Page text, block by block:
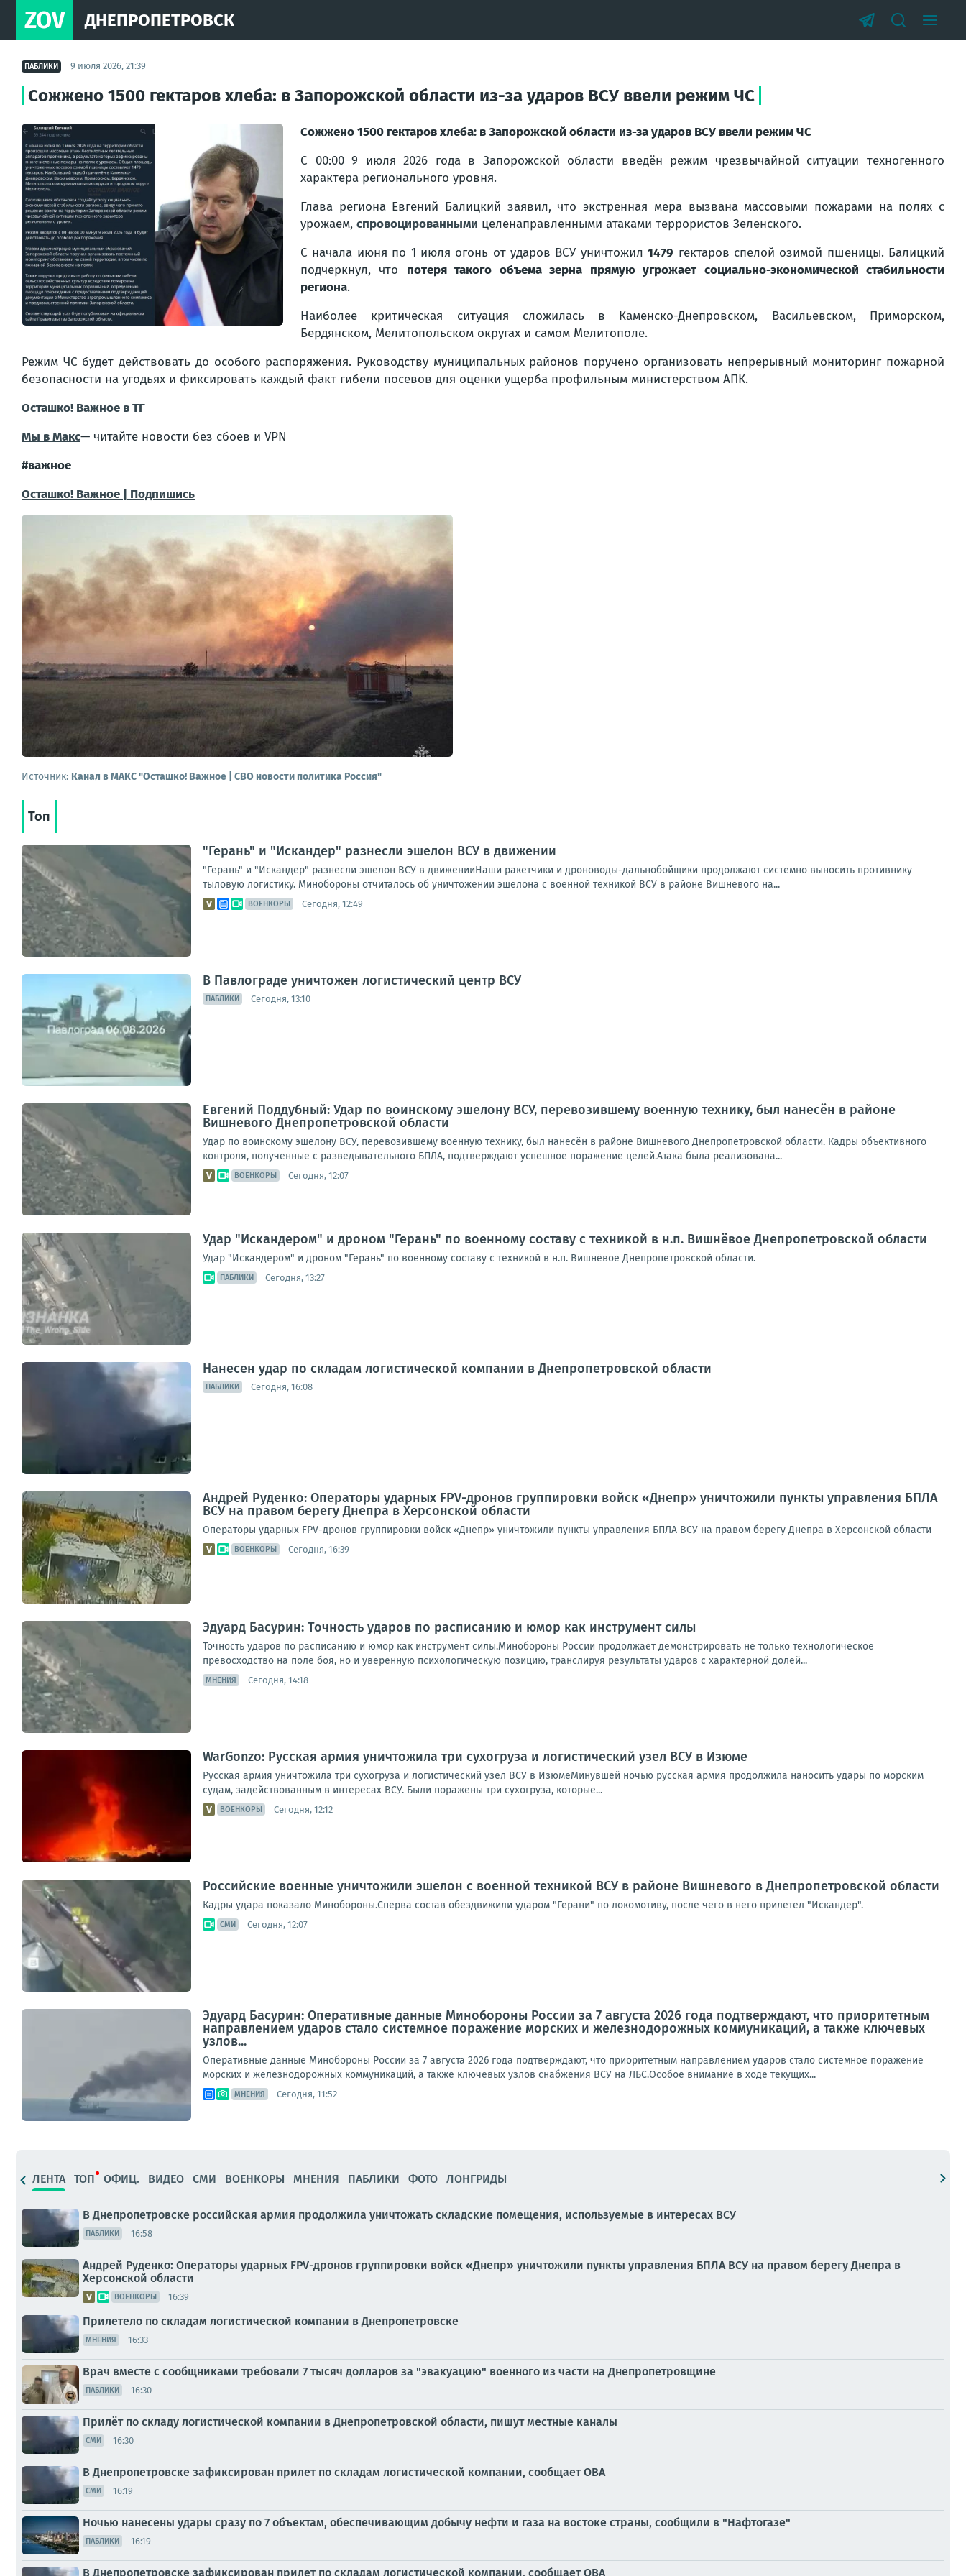
ZOV ДНЕПРОПЕТРОВСК
ПАБЛИКИ 9 июля 2026, 21:39
Сожжено 1500 гектаров хлеба: в Запорожской области из-за ударов ВСУ ввели режим ЧС
Сожжено 1500 гектаров хлеба: в Запорожской области из-за ударов ВСУ ввели режим ЧС
С 00:00 9 июля 2026 года в Запорожской области введён режим чрезвычайной ситуации техногенного
характера регионального уровня.
Глава региона Евгений Балицкий заявил, что экстренная мера вызвана массовыми пожарами на полях с
урожаем, спровоцированными целенаправленными атаками террористов Зеленского.
С начала июня по 1 июля огонь от ударов ВСУ уничтожил1479 гектаров спелой озимой пшеницы. Балицкий
подчеркнул, что потеря такого объема зерна прямую угрожает социально-экономической стабильности
региона.
Наиболее критическая ситуация сложилась в Каменско-Днепровском, Васильевском, Приморском,
Бердянском, Мелитопольском округах и самом Мелитополе.
Режим ЧС будет действовать до особого распоряжения. Руководству муниципальных районов поручено организовать непрерывный мониторинг пожарной
безопасности на угодьях и фиксировать каждый факт гибели посевов для оценки ущерба профильным министерством АПК.
Осташко! Важное в ТГ
Мы в Макс— читайте новости без сбоев и VPN
#важное
Осташко! Важное | Подпишись
Источник: Канал в МАКС "Осташко! Важное | СВО новости политика Россия"
Топ
"Герань" и "Искандер" разнесли эшелон ВСУ в движении
"Герань" и "Искандер" разнесли эшелон ВСУ в движенииНаши ракетчики и дроноводы-дальнобойщики продолжают системно выносить противнику
тыловую логистику. Минобороны отчиталось об уничтожении эшелона с военной техникой ВСУ в районе Вишневого на...
ВОЕНКОРЫ Сегодня, 12:49
В Павлограде уничтожен логистический центр ВСУ
ПАБЛИКИ Сегодня, 13:10
Евгений Поддубный: Удар по воинскому эшелону ВСУ, перевозившему военную технику, был нанесён в районе
Вишневого Днепропетровской области
Удар по воинскому эшелону ВСУ, перевозившему военную технику, был нанесён в районе Вишневого Днепропетровской области. Кадры объективного
контроля, полученные с разведывательного БПЛА, подтверждают успешное поражение целей.Атака была реализована...
ВОЕНКОРЫ Сегодня, 12:07
Удар "Искандером" и дроном "Герань" по военному составу с техникой в н.п. Вишнёвое Днепропетровской области
Удар "Искандером" и дроном "Герань" по военному составу с техникой в н.п. Вишнёвое Днепропетровской области.
ПАБЛИКИ Сегодня, 13:27
Нанесен удар по складам логистической компании в Днепропетровской области
ПАБЛИКИ Сегодня, 16:08
Андрей Руденко: Операторы ударных FPV-дронов группировки войск «Днепр» уничтожили пункты управления БПЛА
ВСУ на правом берегу Днепра в Херсонской области
Операторы ударных FPV-дронов группировки войск «Днепр» уничтожили пункты управления БПЛА ВСУ на правом берегу Днепра в Херсонской области
ВОЕНКОРЫ Сегодня, 16:39
Эдуард Басурин: Точность ударов по расписанию и юмор как инструмент силы
Точность ударов по расписанию и юмор как инструмент силы.Минобороны России продолжает демонстрировать не только технологическое
превосходство на поле боя, но и уверенную психологическую позицию, транслируя результаты ударов с характерной долей...
МНЕНИЯ Сегодня, 14:18
WarGonzo: Русская армия уничтожила три сухогруза и логистический узел ВСУ в Изюме
Русская армия уничтожила три сухогруза и логистический узел ВСУ в ИзюмеМинувшей ночью русская армия продолжила наносить удары по морским
судам, задействованным в интересах ВСУ. Были поражены три сухогруза, которые...
ВОЕНКОРЫ Сегодня, 12:12
Российские военные уничтожили эшелон с военной техникой ВСУ в районе Вишневого в Днепропетровской области
Кадры удара показало Минобороны.Сперва состав обездвижили ударом "Герани" по локомотиву, после чего в него прилетел "Искандер".
СМИ Сегодня, 12:07
Эдуард Басурин: Оперативные данные Минобороны России за 7 августа 2026 года подтверждают, что приоритетным
направлением ударов стало системное поражение морских и железнодорожных коммуникаций, а также ключевых
узлов...
Оперативные данные Минобороны России за 7 августа 2026 года подтверждают, что приоритетным направлением ударов стало системное поражение
морских и железнодорожных коммуникаций, а также ключевых узлов снабжения ВСУ на ЛБС.Особое внимание в ходе текущих...
МНЕНИЯ Сегодня, 11:52
ЛЕНТА ТОП ОФИЦ. ВИДЕО СМИ ВОЕНКОРЫ МНЕНИЯ ПАБЛИКИ ФОТО ЛОНГРИДЫ
В Днепропетровске российская армия продолжила уничтожать складские помещения, используемые в интересах ВСУ
ПАБЛИКИ 16:58
Андрей Руденко: Операторы ударных FPV-дронов группировки войск «Днепр» уничтожили пункты управления БПЛА ВСУ на правом берегу Днепра в
Херсонской области
ВОЕНКОРЫ 16:39
Прилетело по складам логистической компании в Днепропетровске
МНЕНИЯ 16:33
Врач вместе с сообщниками требовали 7 тысяч долларов за "эвакуацию" военного из части на Днепропетровщине
ПАБЛИКИ 16:30
Прилёт по складу логистической компании в Днепропетровской области, пишут местные каналы
СМИ 16:30
В Днепропетровске зафиксирован прилет по складам логистической компании, сообщает ОВА
СМИ 16:19
Ночью нанесены удары сразу по 7 объектам, обеспечивающим добычу нефти и газа на востоке страны, сообщили в "Нафтогазе"
ПАБЛИКИ 16:19
В Днепропетровске зафиксирован прилет по складам логистической компании, сообщает ОВА